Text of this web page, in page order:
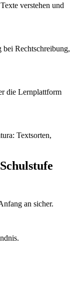
verstehen und
Rechtschreibung,
die Lernplattform
Textsorten,
an sicher.